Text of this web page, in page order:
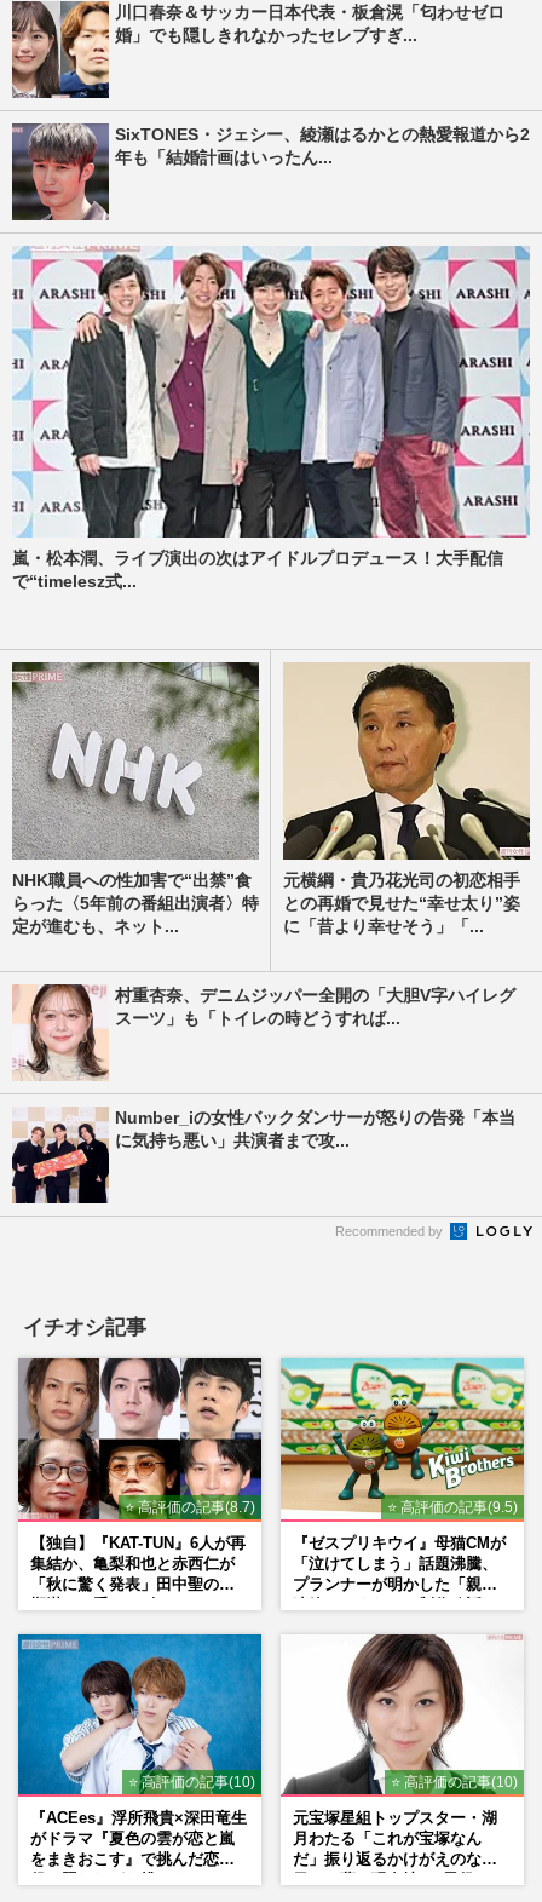
川口春奈＆サッカー日本代表・板倉滉「匂わせゼロ
婚」でも隠しきれなかったセレブすぎ...
SixTONES・ジェシー、綾瀬はるかとの熱愛報道から2
年も「結婚計画はいったん...
嵐・松本潤、ライブ演出の次はアイドルプロデュース！大手配信
で“timelesz式...
NHK職員への性加害で“出禁”食
らった〈5年前の番組出演者〉特
定が進むも、ネット...
元横綱・貴乃花光司の初恋相手
との再婚で見せた“幸せ太り”姿
に「昔より幸せそう」「...
村重杏奈、デニムジッパー全開の「大胆V字ハイレグ
スーツ」も「トイレの時どうすれば...
Number_iの女性バックダンサーが怒りの告発「本当
に気持ち悪い」共演者まで攻...
Recommended by
イチオシ記事
⭐ 高評価の記事(8.7)
【独自】『KAT-TUN』6人が再
集結か、亀梨和也と赤西仁が
「秋に驚く発表」田中聖の刑
⭐ 高評価の記事(9.5)
『ゼスプリキウイ』母猫CMが
「泣けてしまう」話題沸騰、
プランナーが明かした「親に
⭐ 高評価の記事(10)
『ACEes』浮所飛貴×深田竜生
がドラマ『夏色の雲が恋と嵐
をまきおこす』で挑んだ恋人
⭐ 高評価の記事(10)
元宝塚星組トップスター・湖
月わたる「これが宝塚なん
だ」振り返るかけがえのない